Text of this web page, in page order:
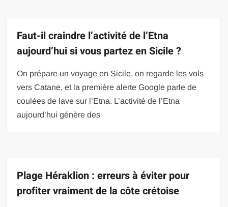
Faut-il craindre l’activité de l’Etna
aujourd’hui si vous partez en Sicile ?
On prépare un voyage en Sicile, on regarde les vols
vers Catane, et la première alerte Google parle de
coulées de lave sur l’Etna. L’activité de l’Etna
aujourd’hui génère des
Plage Héraklion : erreurs à éviter pour
profiter vraiment de la côte crétoise